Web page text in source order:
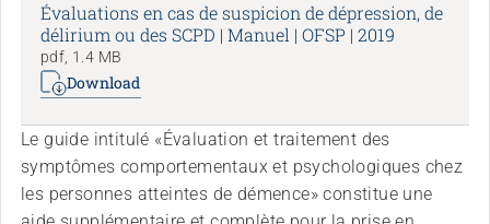
Évaluations en cas de suspicion de dépression, de
délirium ou des SCPD | Manuel | OFSP | 2019
pdf, 1.4 MB
Download
Le guide intitulé «Évaluation et traitement des
symptômes comportementaux et psychologiques chez
les personnes atteintes de démence» constitue une